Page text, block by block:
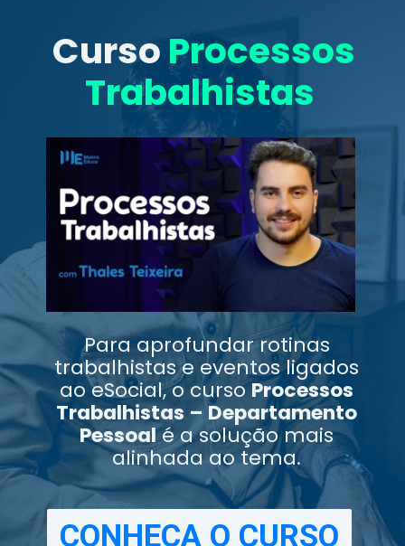
Para aprofundar rotinas
trabalhistas e eventos ligados
ao eSocial, o cursoProcessos
Trabalhistas – Departamento
Pessoalé a solução mais
alinhada ao tema.
Curso Processos
Trabalhistas
CONHEÇA O CURSO
CONHEÇA O CURSO